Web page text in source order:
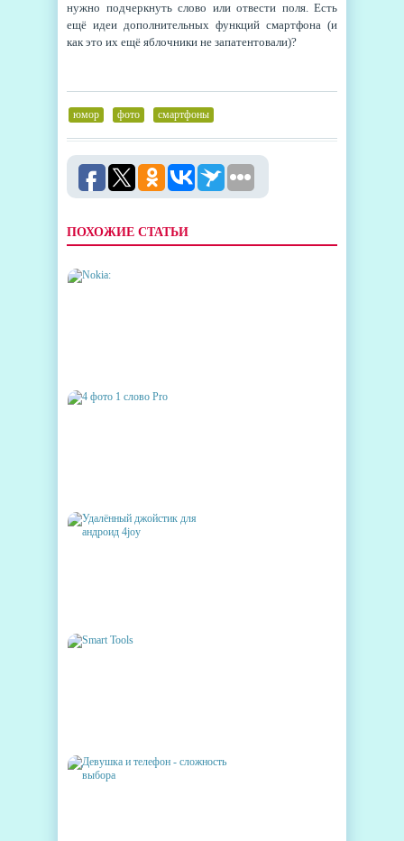
нужно подчеркнуть слово или отвести поля. Есть
ещё идеи дополнительных функций смартфона (и
как это их ещё яблочники не запатентовали)?
юмор фото смартфоны
ПОХОЖИЕ СТАТЬИ